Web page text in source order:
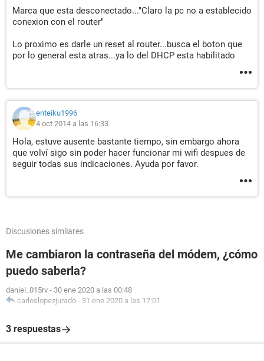
Marca que esta desconectado..."Claro la pc no a establecido
conexion con el router"
Lo proximo es darle un reset al router...busca el boton que
por lo general esta atras...ya lo del DHCP esta habilitado
enteiku1996
4 oct 2014 a las 16:33
Hola, estuve ausente bastante tiempo, sin embargo ahora
que volví sigo sin poder hacer funcionar mi wifi despues de
seguir todas sus indicaciones. Ayuda por favor.
Discusiones similares
Me cambiaron la contraseña del módem, ¿cómo
puedo saberla?
daniel_015rv - 30 ene 2020 a las 00:48
carloslopezjurado - 31 ene 2020 a las 17:01
3 respuestas